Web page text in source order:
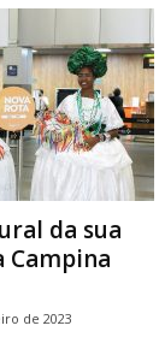
da sua
Campina
de 2023